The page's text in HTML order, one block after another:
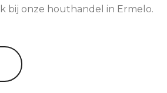
bij onze houthandel in Ermelo.